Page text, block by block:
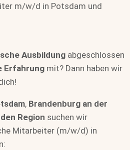
m/w/d in Potsdam und
Ausbildung abgeschlossen
Erfahrung mit? Dann haben wir
, Brandenburg an der
Region suchen wir
Mitarbeiter (m/w/d) in